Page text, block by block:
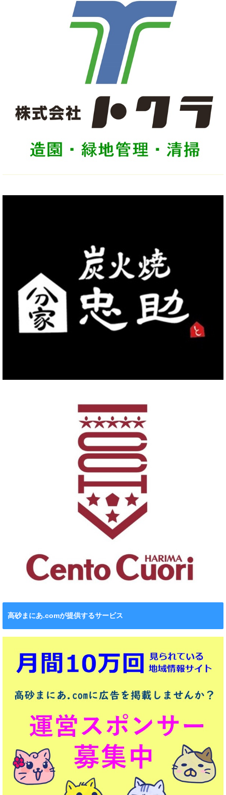
高砂まにあ.comが提供するサービス